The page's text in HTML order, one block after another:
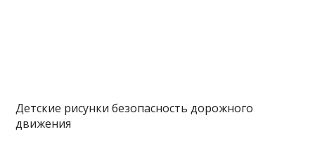
Детские рисунки безопасность дорожного
движения